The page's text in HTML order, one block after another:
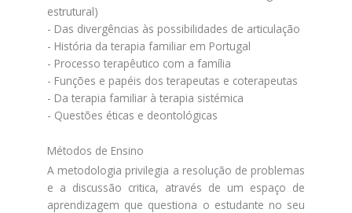
estrutural)
- Das divergências às possibilidades de articulação
- História da terapia familiar em Portugal
- Processo terapêutico com a família
- Funções e papéis dos terapeutas e coterapeutas
- Da terapia familiar à terapia sistémica
- Questões éticas e deontológicas
Métodos de Ensino
A metodologia privilegia a resolução de problemas
e a discussão critica, através de um espaço de
aprendizagem que questiona o estudante no seu